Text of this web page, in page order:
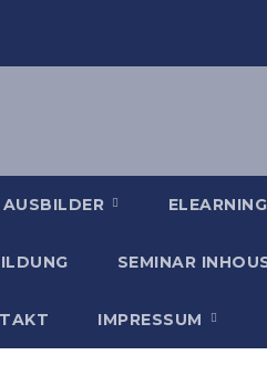
SEMINAR
IMPRESSUM